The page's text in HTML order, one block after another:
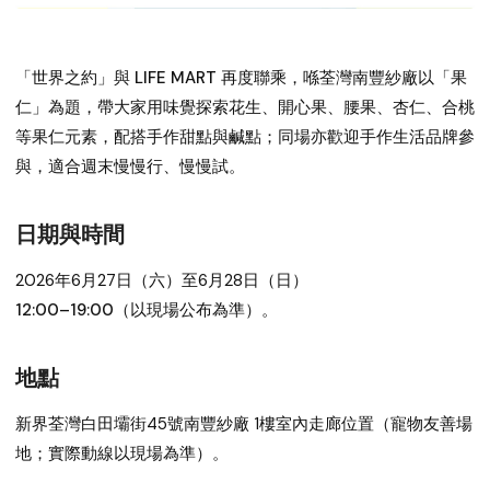
「世界之約」與 LIFE MART 再度聯乘，喺荃灣南豐紗廠以「果
仁」為題，帶大家用味覺探索花生、開心果、腰果、杏仁、合桃
等果仁元素，配搭手作甜點與鹹點；同場亦歡迎手作生活品牌參
與，適合週末慢慢行、慢慢試。
日期與時間
2026年6月27日（六）至6月28日（日）
12:00–19:00（以現場公布為準）。
地點
新界荃灣白田壩街45號南豐紗廠 1樓室內走廊位置 （寵物友善場
地；實際動線以現場為準）。